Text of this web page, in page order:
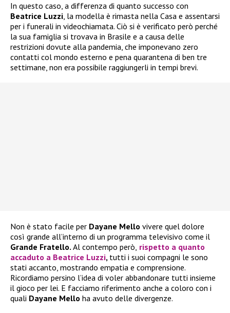
In questo caso, a differenza di quanto successo con
Beatrice Luzzi, la modella è rimasta nella Casa e assentarsi
per i funerali in videochiamata. Ciò si è verificato però perché
la sua famiglia si trovava in Brasile e a causa delle
restrizioni dovute alla pandemia, che imponevano zero
contatti col mondo esterno e pena quarantena di ben tre
settimane, non era possibile raggiungerli in tempi brevi.
Non è stato facile per Dayane Mello vivere quel dolore
così grande all’interno di un programma televisivo come il
Grande Fratello. Al contempo però, rispetto a quanto
accaduto a Beatrice Luzzi, tutti i suoi compagni le sono
stati accanto, mostrando empatia e comprensione.
Ricordiamo persino l’idea di voler abbandonare tutti insieme
il gioco per lei. E facciamo riferimento anche a coloro con i
quali Dayane Mello ha avuto delle divergenze.